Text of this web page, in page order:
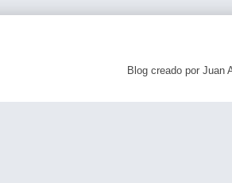
Blog creado por Juan